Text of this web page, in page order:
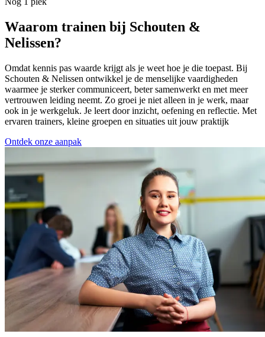
Waarom trainen bij Schouten &
Nelissen?
Omdat kennis pas waarde krijgt als je weet hoe je die toepast. Bij
Schouten & Nelissen ontwikkel je de menselijke vaardigheden
waarmee je sterker communiceert, beter samenwerkt en met meer
vertrouwen leiding neemt. Zo groei je niet alleen in je werk, maar
ook in je werkgeluk. Je leert door inzicht, oefening en reflectie. Met
ervaren trainers, kleine groepen en situaties uit jouw praktijk
Ontdek onze aanpak